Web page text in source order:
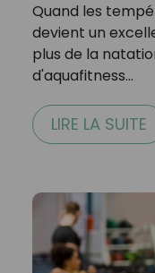
Quand les
devient un
plus de la
d'aquafitness…
LIRE LA SUITE